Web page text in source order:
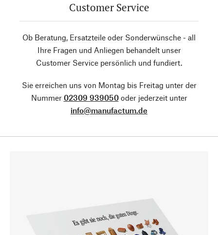
Customer Service
Ob Beratung, Ersatzteile oder Sonderwünsche - all
Ihre Fragen und Anliegen behandelt unser
Customer Service persönlich und fundiert.
Sie erreichen uns von Montag bis Freitag unter der
Nummer 02309 939050oder jederzeit unter
info@manufactum.de